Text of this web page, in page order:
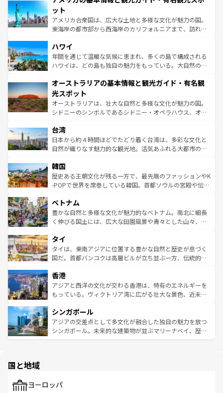
博物館もあり、アルプス観光だけでなく町歩きも満喫する
ことができる。国民の所得が高いため物価も高いが、旅行
者向けの交通パス提供のサービスもあり、うまく活用すれ
着のスイス情報は
ット
アメリカ合衆国は、広大な土地と多様な文化が魅力の国。
東海岸の都市部から西海岸のカリフォルニアまで、訪れる
のような巨大都市は、観光、ショッピング、エンターテイ
ンメントが詰まった刺激的なスポットだ。一方、アメリカ
西部には大自然が広がり、グランドキャニオンやイエロー
部のニューオーリンズでは、音楽と美食が融合した独特の
文化が魅力。旅行者はアメリカの各地域で異なる魅力を楽
しみながら、その多様性と豊かな歴史を感じることができ
るだろう。車でのロードトリップや列車の旅も、アメリカ
情報は
ハワイ
年間を通じて温暖な気候に恵まれ、多くの島で構成される
ハワイは、どの島も独自の魅力をもっている。大自然の神
ワイ島は見逃せない。また、定番の観光地といえばオアフ
島だが、静かな自然を求めるならマウイ島やカウアイ島が
おすすめ。エメラルドグリーンに輝く海をはじめ、豊かな
文化や歴史が息づいている。「アロハスピリット」と呼ば
人々、おいしいローカルフードやハワイアンミュージッ
ク、伝統的なフラダンスなど、すべてがハワイの魅力を彩
っている。訪れるたびに新しい発見と感動が待っているハ
はコンテンツ一覧
オーストラリアの基本情報と観光ガイド・有名観
光スポット
オーストラリアは、壮大な自然と多様な文化が魅力の国。
シドニーのシンボルであるシドニー・オペラハウス、オー
リアリーフや大陸中央部にそびえるウルル（エアーズロッ
ク）、タスマニアの美しい原生林やケアンズの熱帯雨林な
ど、見どころがたくさん。また、カフェやワイン、オージ
いる。アクティビティも充実しており、サーフィンやダイ
ビング、ハイキングなど、アウトドア好きにはたまらな
い。オーストラリアの多彩な魅力を存分に味わいつくそ
参照してほしい。
台湾
日本から約４時間ほどでたどり着く台湾は、多彩な文化と
自然が織りなす魅力的な観光地。活気あふれる大都市の台
ン）、静ひつな山岳地帯である台湾東部など、都市の喧騒
と山間の静けさが共存しており、訪れる人に新しい発見と
驚きをもたらしてくれる。また、奥深い台湾の食文化も魅
容にもいいと評判のスイーツなど、バラエティ豊かな料理
が味わえる。 なお、新着の台湾情報は コンテンツ一覧を参
照してほしい。
韓国
歴史ある王朝文化が残る一方で、最先端のファッションやK
-POPで世界を席巻している韓国。首都ソウルの宮殿や伝統
き、地方に足を延ばせば四季折々の自然美を楽しむことが
できる。そして、キムチや焼肉、絶品のストリートフード
まで、さまざまな韓国料理が待っている。夜には、韓国な
リティに包まれながら、韓国の多彩な魅力を心ゆくまで味
わってみてほしい。 なお、新着の韓国情報はコンテンツ一
覧を参照してほしい。
ベトナム
豊かな自然と多様な文化が魅力的なベトナム。南北に細長
く伸びる国土には、広大な田園風景や青々とした山々、世
急速な発展と共に伝統が息づく。ハノイの古い町並みやホ
ーチミン市のフランス統治時代の建物も、独特の雰囲気を
醸し出している。また、バラエティの豊かさとおいしさで
とつ。フォーやバインミー、ベトナムコーヒーなどは、ぜ
ひ現地で味わいたい。どの地域を訪れてもあたたかい人々
が旅行者を迎えてくれるので、きっと忘れられない旅にな
参照してほしい。
タイ
タイは、東南アジアに位置する豊かな自然と歴史が息づく
国だ。首都バンコクは高層ビルが立ち並ぶ一方、伝統的な
の活気が交差している。北部ではチェンマイなどの山岳地
帯で自然と触れ合い、南部ではプーケットやクラビの美し
いビーチでリゾート気分を楽しむことができる。タイ料理
激する。気候は一年中温暖で、どの季節にも異なる楽しみ
が待っている。親しみやすいタイの人々、仏教を中心とし
た文化、そして多様な観光資源が、訪れる旅人を魅了し続
香港
アジアと西洋の文化が交わる香港は、特有のエネルギーを
もっている。ヴィクトリア湾に広がる壮大な景色、近未来
み、どこを訪れても感動するはず。観光スポットが密集し
ており、効率よく見どころを回れるのも魅力。息をのむよ
うな絶景から文化的な体験まで、香港を存分に楽しみ尽く
シンガポール
アジアの交差点として多文化が融合した独自の魅力を放つ
シンガポール。未来的な建築物が並ぶマリーナベイ、歴史
で、ホーカーズは地元の風情を楽しめる外せないスポット
国と地域
ヨーロッパ